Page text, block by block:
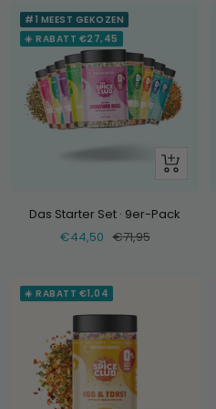
#1 MEEST GEKOZEN
☀️ RABATT €27,45
+
Das Starter Set · 9er-Pack
Verkaufspreis
€44,50 Normaler
€71,95
☀️ RABATT €1,04